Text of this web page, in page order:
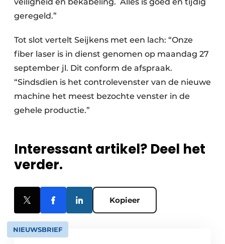
geregeld.”
Tot slot vertelt Seijkens met een lach: “Onze
fiber laser is in dienst genomen op maandag 27
september jl. Dit conform de afspraak.
“Sindsdien is het controlevenster van de nieuwe
machine het meest bezochte venster in de
gehele productie.”
Interessant artikel? Deel het
verder.
Kopieer
NIEUWSBRIEF